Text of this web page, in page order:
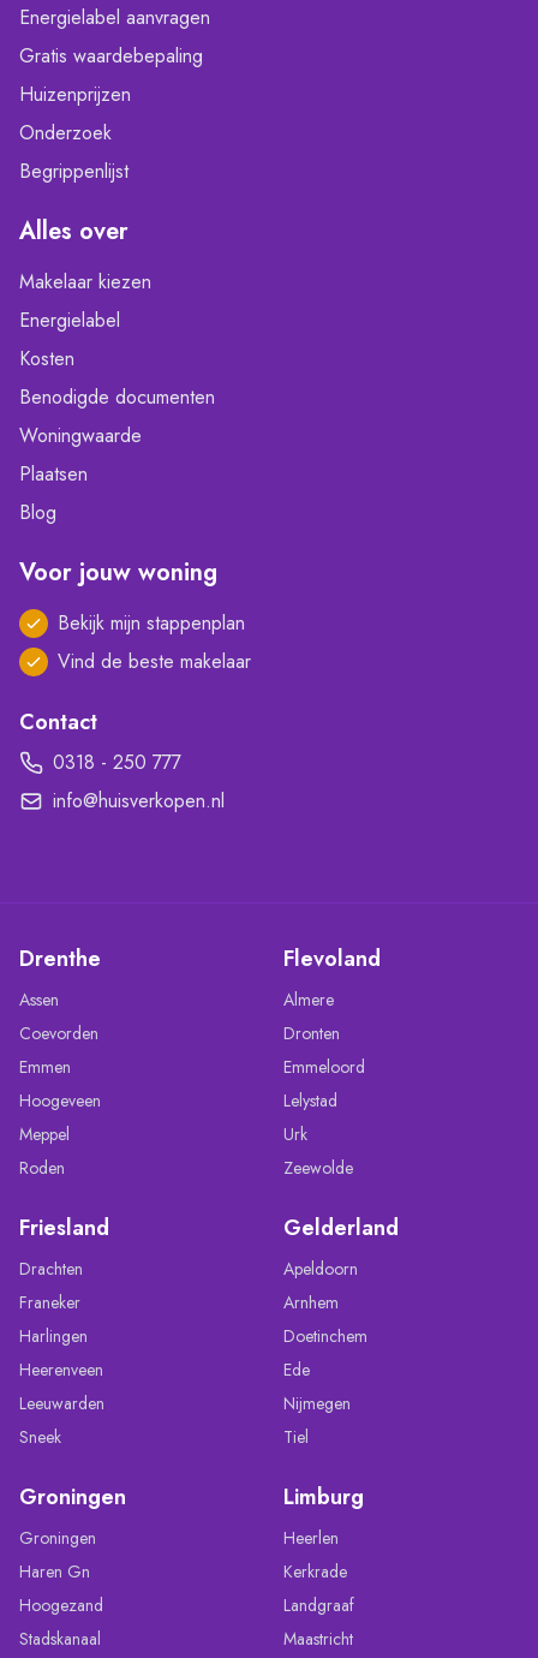
Energielabel aanvragen
Gratis waardebepaling
Huizenprijzen
Onderzoek
Begrippenlijst
Alles over
Makelaar kiezen
Energielabel
Kosten
Benodigde documenten
Woningwaarde
Plaatsen
Blog
Voor jouw woning
Bekijk mijn stappenplan
Vind de beste makelaar
Contact
0318 - 250 777
info@huisverkopen.nl
Drenthe
Assen
Coevorden
Emmen
Hoogeveen
Meppel
Roden
Flevoland
Almere
Dronten
Emmeloord
Lelystad
Urk
Zeewolde
Friesland
Drachten
Franeker
Harlingen
Heerenveen
Leeuwarden
Sneek
Gelderland
Apeldoorn
Arnhem
Doetinchem
Ede
Nijmegen
Tiel
Groningen
Groningen
Haren Gn
Hoogezand
Stadskanaal
Limburg
Heerlen
Kerkrade
Landgraaf
Maastricht